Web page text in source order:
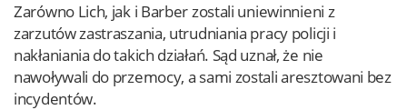
Zarówno Lich, jak i Barber zostali uniewinnieni z
zarzutów zastraszania, utrudniania pracy policji i
nakłaniania do takich działań. Sąd uznał, że nie
nawoływali do przemocy, a sami zostali aresztowani bez
incydentów.